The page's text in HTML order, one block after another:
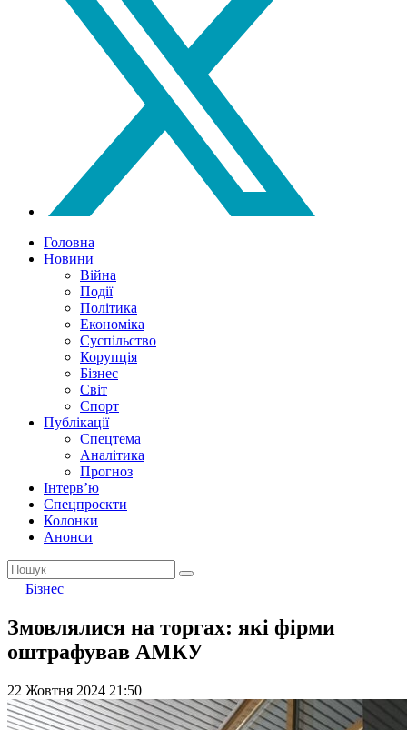
Головна
Новини
Війна
Події
Політика
Економіка
Суспільство
Корупція
Бізнес
Світ
Спорт
Публікації
Спецтема
Аналітика
Прогноз
Інтерв’ю
Спецпроєкти
Колонки
Анонси
Бізнес
Змовлялися на торгах: які фірми
оштрафував АМКУ
22 Жовтня 2024 21:50